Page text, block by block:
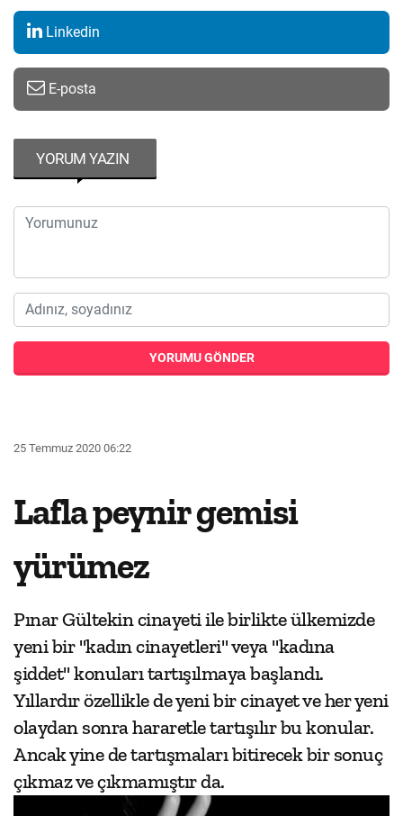
Linkedin
E-posta
YORUM YAZIN
YORUMU GÖNDER
25 Temmuz 2020 06:22
Lafla peynir gemisi
yürümez
Pınar Gültekin cinayeti ile birlikte ülkemizde
yeni bir "kadın cinayetleri" veya "kadına
şiddet" konuları tartışılmaya başlandı.
Yıllardır özellikle de yeni bir cinayet ve her yeni
olaydan sonra hararetle tartışılır bu konular.
Ancak yine de tartışmaları bitirecek bir sonuç
çıkmaz ve çıkmamıştır da.